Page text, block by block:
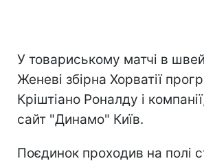
У товариському матчі в
Женеві збірна Хорватії
Кріштіано Роналду і
сайт "Динамо" Київ.
Поєдинок проходив на полі